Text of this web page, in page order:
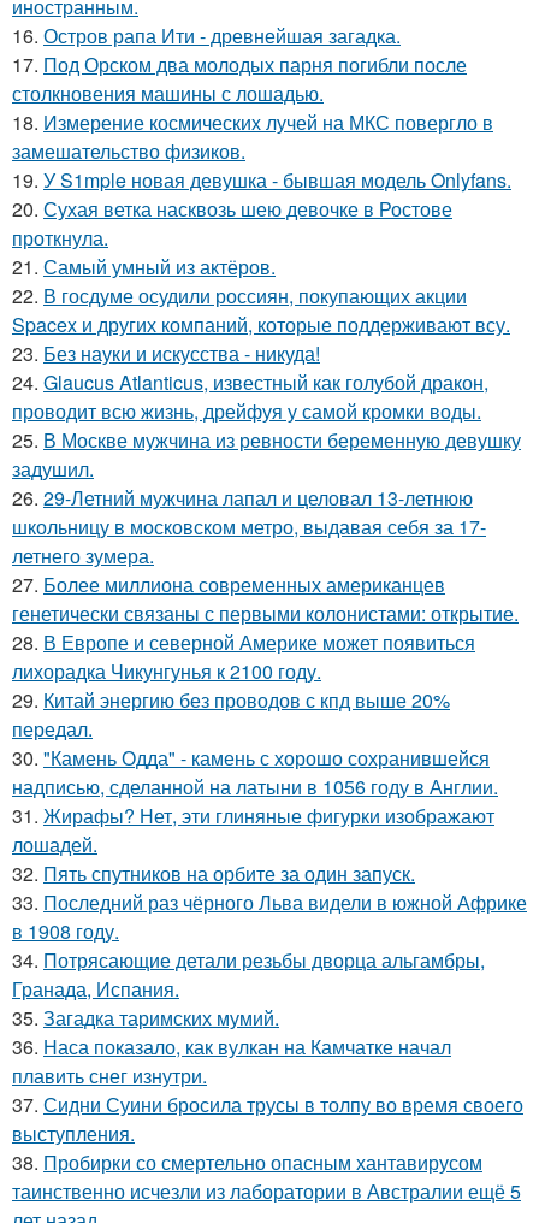
иностранным.
16. Остров рапа Ити - древнейшая загадка.
17. Под Орском два молодых парня погибли после
столкновения машины с лошадью.
18. Измерение космических лучей на МКС повергло в
замешательство физиков.
19. У S1mple новая девушка - бывшая модель Onlyfans.
20. Сухая ветка насквозь шею девочке в Ростове
проткнула.
21. Самый умный из актёров.
22. В госдуме осудили россиян, покупающих акции
Spacex и других компаний, которые поддерживают всу.
23. Без науки и искусства - никуда!
24. Glaucus Atlanticus, известный как голубой дракон,
проводит всю жизнь, дрейфуя у самой кромки воды.
25. В Москве мужчина из ревности беременную девушку
задушил.
26. 29-Летний мужчина лапал и целовал 13-летнюю
школьницу в московском метро, выдавая себя за 17-
летнего зумера.
27. Более миллиона современных американцев
генетически связаны с первыми колонистами: открытие.
28. В Европе и северной Америке может появиться
лихорадка Чикунгунья к 2100 году.
29. Китай энергию без проводов с кпд выше 20%
передал.
30. "Камень Одда" - камень с хорошо сохранившейся
надписью, сделанной на латыни в 1056 году в Англии.
31. Жирафы? Нет, эти глиняные фигурки изображают
лошадей.
32. Пять спутников на орбите за один запуск.
33. Последний раз чёрного Льва видели в южной Африке
в 1908 году.
34. Потрясающие детали резьбы дворца альгамбры,
Гранада, Испания.
35. Загадка таримских мумий.
36. Наса показало, как вулкан на Камчатке начал
плавить снег изнутри.
37. Сидни Суини бросила трусы в толпу во время своего
выступления.
38. Пробирки со смертельно опасным хантавирусом
таинственно исчезли из лаборатории в Австралии ещё 5